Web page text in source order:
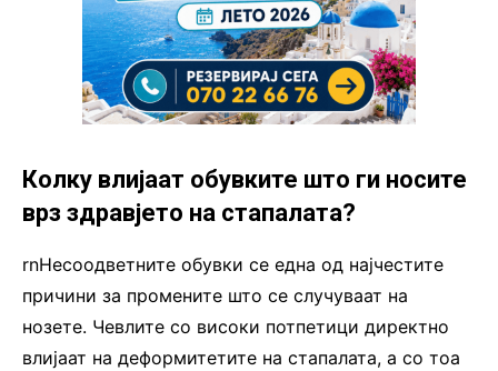
Колку влијаат обувките што ги носите
врз здравјето на стапалата?
rnНесоодветните обувки се една од најчестите
причини за промените што се случуваат на
нозете. Чевлите со високи потпетици директно
влијаат на деформитетите на стапалата, а со тоа